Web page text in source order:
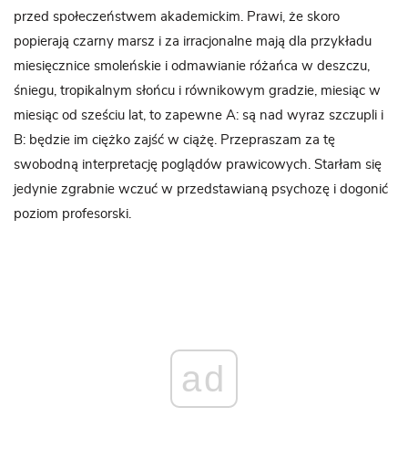
przed społeczeństwem akademickim. Prawi, że skoro
popierają czarny marsz i za irracjonalne mają dla przykładu
miesięcznice smoleńskie i odmawianie różańca w deszczu,
śniegu, tropikalnym słońcu i równikowym gradzie, miesiąc w
miesiąc od sześciu lat, to zapewne A: są nad wyraz szczupli i
B: będzie im ciężko zajść w ciążę. Przepraszam za tę
swobodną interpretację poglądów prawicowych. Starłam się
jedynie zgrabnie wczuć w przedstawianą psychozę i dogonić
poziom profesorski.
ad